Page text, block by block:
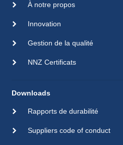
À notre propos
Innovation
Gestion de la qualité
NNZ Certificats
Downloads
Rapports de durabilité
Suppliers code of conduct